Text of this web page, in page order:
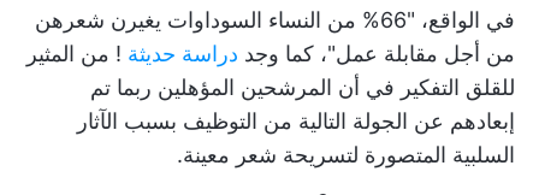
في الواقع، "66% من النساء السوداوات يغيرن شعرهن
من أجل مقابلة عمل"، كما وجد دراسة حديثة ! من المثير
للقلق التفكير في أن المرشحين المؤهلين ربما تم
إبعادهم عن الجولة التالية من التوظيف بسبب الآثار
السلبية المتصورة لتسريحة شعر معينة.